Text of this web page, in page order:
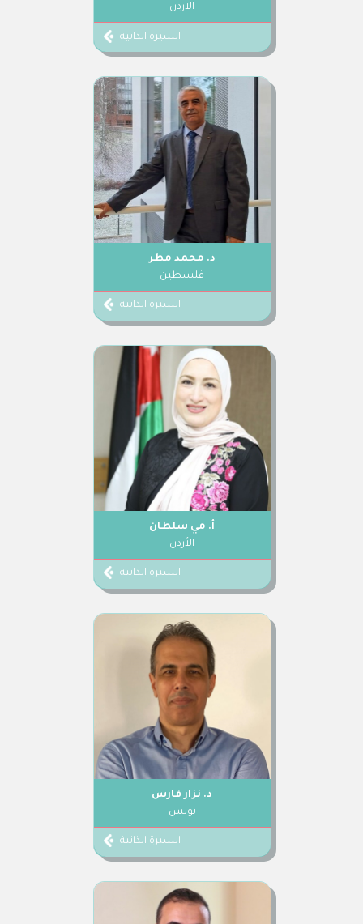
الاردن
السيرة الذاتية
د. محمد مطر
فلسطين
السيرة الذاتية
أ. مي سلطان
الأردن
السيرة الذاتية
د. نزار فارس
تونس
السيرة الذاتية